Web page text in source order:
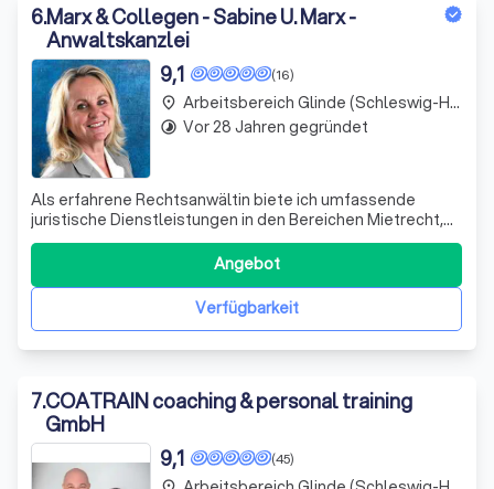
6.Marx & Collegen - Sabine U. Marx -
Anwaltskanzlei
(16)
9,1
Als erfahrene Rechtsanwältin biete ich umfassende
juristische Dienstleistungen in den Bereichen Mietrecht,
Wohnungseigentumsrecht, Forderungsinkasso,
Arbeitsrecht und allgemeines Zivil- und Wirtschaftsrecht
an. Ich vertrete sowohl Mieter als auch Vermieter und
helfe bei der Ausarbeitung und dem Absc
Verfügbarkeit
Angebot
place Arbeitsbereich Glinde (Schleswig-Holstein)
timelapse Vor 28 Jahren gegründet
7.COATRAIN coaching & personal training
GmbH
(45)
9,1